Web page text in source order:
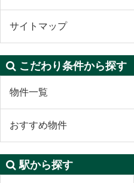
サイトマップ
こだわり条件から探す
物件一覧
おすすめ物件
駅から探す